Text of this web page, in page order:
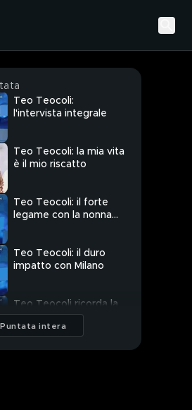
Teo Teocoli:
l'intervista integrale
Teo Teocoli: la mia vita
è il mio riscatto
Teo Teocoli: il forte
legame con la nonna
Teo Teocoli: il duro
impatto con Milano
Teo Teocoli ricorda la
sua adorata mamma
Puntata intera